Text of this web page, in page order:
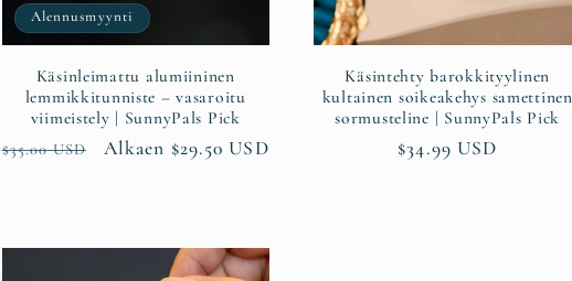
Alennusmyynti
Käsinleimattu alumiininen
lemmikkitunniste – vasaroitu
viimeistely | SunnyPals Pick
Normaalihinta
$35.00 USD Alennushinta
Alkaen $29.50 USD
Käsintehty barokkityylinen
kultainen soikeakehys samettinen
sormusteline | SunnyPals Pick
Normaalihinta
$34.99 USD